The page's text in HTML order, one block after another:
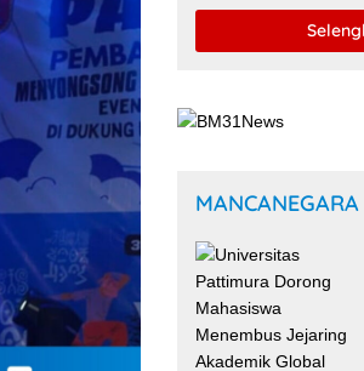
MANCANEGARA